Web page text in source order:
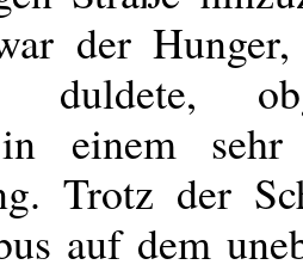
der
duldete,
einem sehr
Trotz der
auf dem